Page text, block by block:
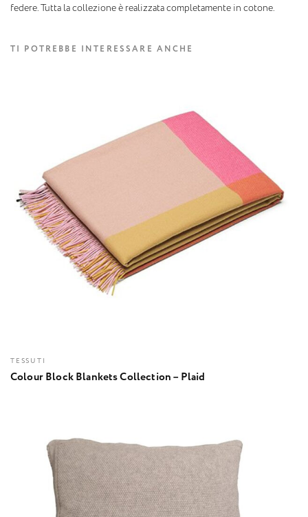
federe. Tutta la collezione è realizzata completamente in cotone.
TI POTREBBE INTERESSARE ANCHE
TESSUTI
Colour Block Blankets Collection – Plaid